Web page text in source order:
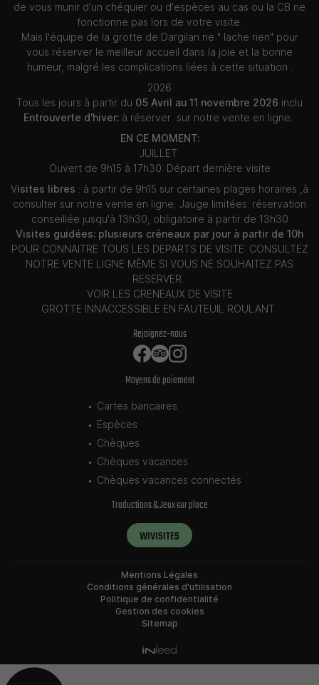
de vous munir d'un chéquier ou d'espèces au cas ou la CB ne
fonctionne pas lors de votre visite.
Mais l'équipe de la grotte de Dargilan ne " lache rien" pour
vous réserver le meilleur accueil dans la joie et la bonne
humeur, malgré les complications liées à cette situation .
2026
Tous les jours à partir du 05 Avril au 11 novembre 2026 inclu
Entrouverte d'hiver: à réserver sur notre vente en ligne.
EN CE MOMENT:
JUILLET
Ouvert de 9h15 à 17h30: Départ dernière visite
Visites libres : à partir de 9h15 sur certaines plages horaires ,à
consulter sur notre vente en ligne; Jauge limitées: réservation
conseillée jusqu'à 13h30, obligatoire à partir de 13h30
Visites guidées: plusieurs créneaux par jour à partir de 10h
POUR CONNAITRE TOUS LES DEPARTS DE VISITE: CONSULTEZ
NOTRE VENTE LIGNE MÊME SI VOUS NE SOUHAITEZ PAS
RESERVER.
VOIR LES CRENEAUX DE VISITE
GROTTE INNACCESSIBLE EN FAUTEUIL ROULANT
Rejoignez-nous
Moyens de paiement
Cartes bancaires
Espèces
Chèques
Chèques vacances
Chèques vacances connectés
Traductions & Jeux sur place
WIVISITES
Mentions Légales
Conditions générales d'utilisation
Politique de confidentialité
Gestion des cookies
Sitemap